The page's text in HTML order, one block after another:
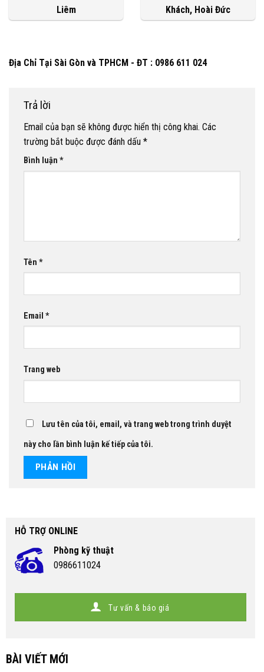
Liêm
Khách, Hoài Đức
Địa Chỉ Tại Sài Gòn và TPHCM - ĐT : 0986 611 024
Trả lời
Email của bạn sẽ không được hiển thị công khai. Các
trường bắt buộc được đánh dấu *
Bình luận *
Tên *
Email *
Trang web
Lưu tên của tôi, email, và trang web trong trình duyệt
này cho lần bình luận kế tiếp của tôi.
HỖ TRỢ ONLINE
Phòng kỹ thuật
0986611024
Tư vấn & báo giá
BÀI VIẾT MỚI